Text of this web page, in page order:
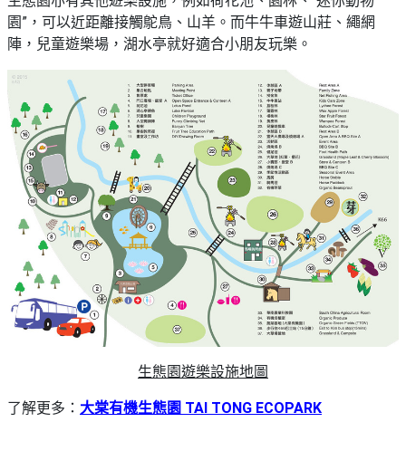
園”，可以近距離接觸鴕鳥、山羊。而牛牛車遊山莊、繩網
陣，兒童遊樂場，湖水亭就好適合小朋友玩樂。
生態園遊樂設施地圖
了解更多： 大棠有機生態園 TAI TONG ECOPARK